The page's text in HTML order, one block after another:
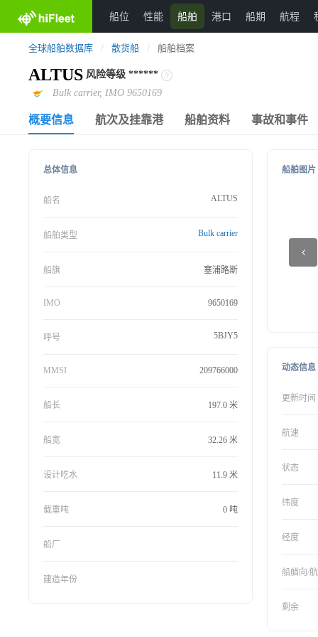
船位 性能 船舶 港口 船期 航程
全球船舶数据库 / 散货船 / 船舶档案
ALTUS 风险等级 ******
Bulk carrier, IMO 9650169
概要信息 航次及挂靠港 船舶资料 事故和事件
总体信息
船名 ALTUS
船舶类型 Bulk carrier
船旗 塞浦路斯
IMO 9650169
呼号 5BJY5
MMSI 209766000
船长 197.0 米
船宽 32.26 米
设计吃水 11.9 米
载重吨 0 吨
船厂
建造年份
船舶图片
动态信息
更新时间
航速
状态
纬度
经度
船艏向/
剩余